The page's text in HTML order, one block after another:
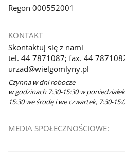
Regon 000552001
KONTAKT
Skontaktuj się z nami
tel. 44 7871087; fax. 44
urzad@wielgomlyny.pl
Czynna w dni robocze
w godzinach 7:30-15:30 w
15:30 we środę i we czwartek, 7:30-
MEDIA SPOŁECZNOŚCIOWE: